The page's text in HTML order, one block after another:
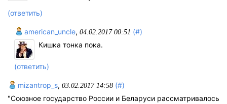
(ответить)
american_uncle, 04.02.2017 00:51 (#)
Кишка тонка пока.
(ответить)
mizantrop_s, 03.02.2017 14:58 (#)
"Союзное государство России и Беларуси рассматривалось